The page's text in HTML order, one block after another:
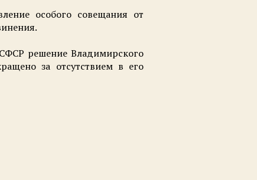
особого совещания от
решение Владимирского
за отсутствием в его